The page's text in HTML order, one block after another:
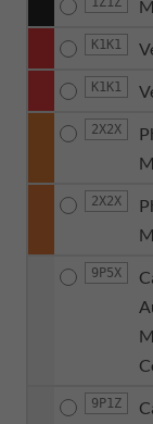
K1K1
K1K1
2X2X
2X2X
9P5X
9P1Z